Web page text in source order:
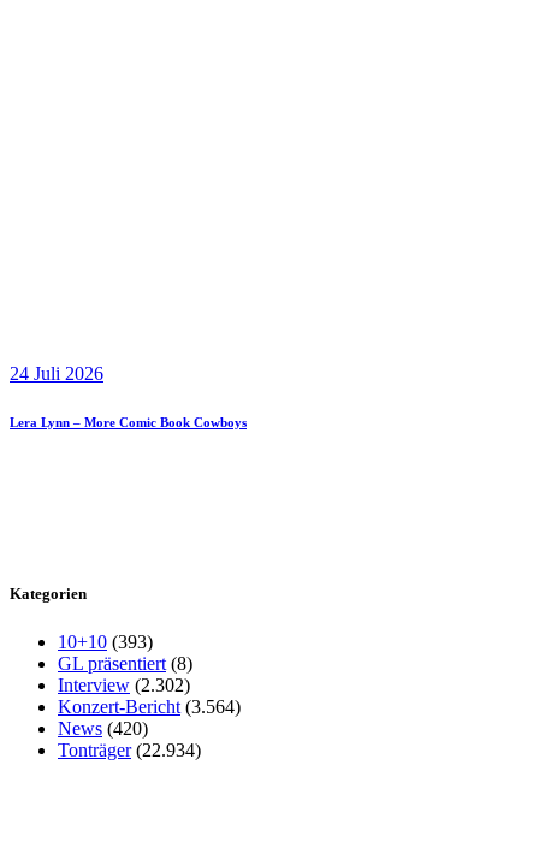
24 Juli 2026
Lera Lynn – More Comic Book Cowboys
Kategorien
10+10 (393)
GL präsentiert (8)
Interview (2.302)
Konzert-Bericht (3.564)
News (420)
Tonträger(22.934)